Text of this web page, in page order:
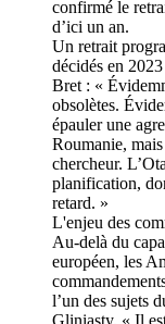
confirmé le
d’ici un an.
Un retrait
décidés en
Bret : «
obsolètes.
épauler une
Roumanie,
chercheur.
planification,
retard. »
L'enjeu des
Au-delà du
européen, les
l’un des sujets
Gliniasty. « Il